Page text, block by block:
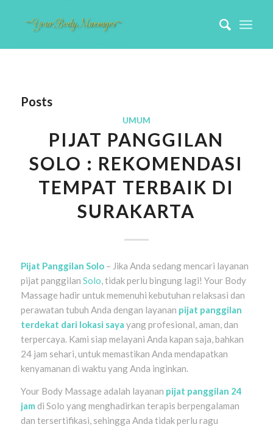
Posts
UMUM
PIJAT PANGGILAN
SOLO : REKOMENDASI
TEMPAT TERBAIK DI
SURAKARTA
Pijat Panggilan Solo– Jika Anda sedang mencari layanan
pijat panggilan Solo, tidak perlu bingung lagi! Your Body
Massage hadir untuk memenuhi kebutuhan relaksasi dan
perawatan tubuh Anda dengan layanan pijat panggilan
terdekat dari lokasi saya yang profesional, aman, dan
terpercaya. Kami siap melayani Anda kapan saja, bahkan
24 jam sehari, untuk memastikan Anda mendapatkan
kenyamanan di waktu yang Anda inginkan.
Your Body Massage adalah layanan pijat panggilan 24
jam di Solo yang menghadirkan terapis berpengalaman
dan tersertifikasi, sehingga Anda tidak perlu ragu